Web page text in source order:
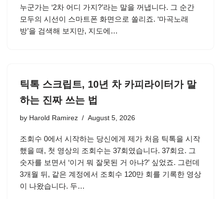
누군가는 ‘2차 어디 가지?’라는 말을 꺼냅니다. 그 순간
모두의 시선이 스마트폰 화면으로 쏠리죠. ‘마곡노래
방’을 검색해 보지만, 지도에…
틱톡 스크립트, 10년 차 카피라이터가 말
하는 진짜 쓰는 법
by Harold Ramirez August 5, 2026
조회수 0에서 시작하는 당신에게 제가 처음 틱톡을 시작
했을 때, 첫 영상의 조회수는 37회였습니다. 37회요. 그
숫자를 보면서 ‘이거 뭐 잘못된 거 아냐?’ 싶었죠. 그런데
3개월 뒤, 같은 계정에서 조회수 120만 회를 기록한 영상
이 나왔습니다. 두…